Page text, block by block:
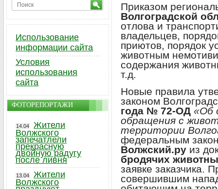
Приказом
Волгоградской
отлова и
владельцев,
приютов, порядок
животным
содержания
т.д.
Новые правила
законом
года № 72-ОД «Об
обращения с
территории
федеральным
Волжский.ру из
бродячих
заявке заказчика.
совершившим
Использование
информации сайта
Условия
использования
сайта
ФОТОРЕПОРТАЖИ
14.04
Жители
Волжского
запечатлели
прекрасную
двойную радугу
после ливня
13.04
Жители
Волжского